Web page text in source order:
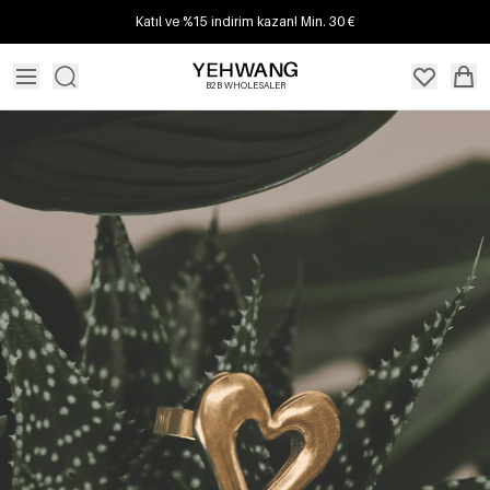
Katıl ve %15 indirim kazan! Min. 30 €
B2B WHOLESALER